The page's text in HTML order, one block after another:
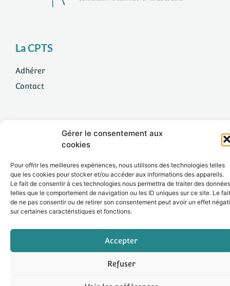
Gérer le consentement aux
cookies
Pour offrir les meilleures expériences, nous utilisons des technologies telles
que les cookies pour stocker et/ou accéder aux informations des appareils.
Le fait de consentir à ces technologies nous permettra de traiter des données
telles que le comportement de navigation ou les ID uniques sur ce site. Le fait
de ne pas consentir ou de retirer son consentement peut avoir un effet
sur certaines caractéristiques et fonctions.
Accepter
Refuser
La CPTS
Adhérer
Contact
Politique de confidentialité
Suivez-nous !